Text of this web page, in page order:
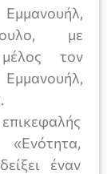
με
τον
έναν